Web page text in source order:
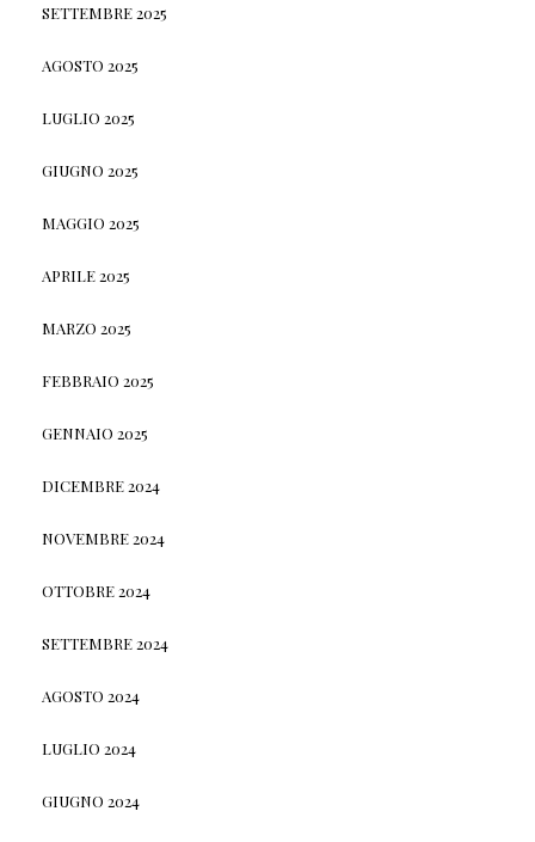
SETTEMBRE 2025
AGOSTO 2025
LUGLIO 2025
GIUGNO 2025
MAGGIO 2025
APRILE 2025
MARZO 2025
FEBBRAIO 2025
GENNAIO 2025
DICEMBRE 2024
NOVEMBRE 2024
OTTOBRE 2024
SETTEMBRE 2024
AGOSTO 2024
LUGLIO 2024
GIUGNO 2024